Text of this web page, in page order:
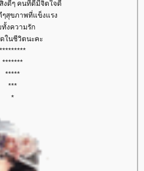
งดีๆ คนที่ดีมีจิตใจดี
ๆสุขภาพที่แข็งแรง
ทั้งความรัก
ในชีวิตนะคะ
*********
*******
*****
***
*